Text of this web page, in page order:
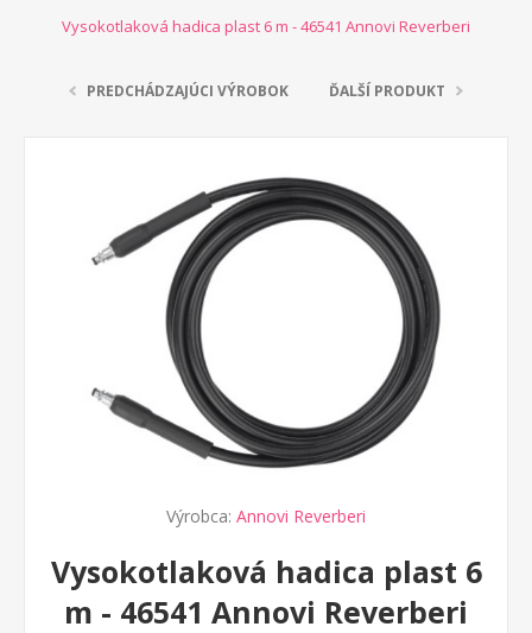
Vysokotlaková hadica plast 6 m - 46541 Annovi Reverberi
PREDCHÁDZAJÚCI VÝROBOK ĎALŠÍ PRODUKT
Výrobca: Annovi Reverberi
Vysokotlaková hadica plast 6
m - 46541 Annovi Reverberi